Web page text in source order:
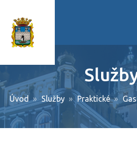
Úvod Služby Praktické